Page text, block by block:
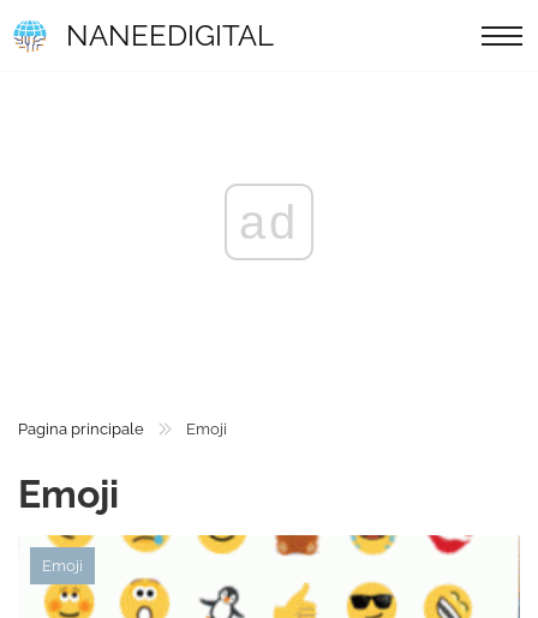
NANEEDIGITAL
ad
Pagina principale Emoji
Emoji
Emoji